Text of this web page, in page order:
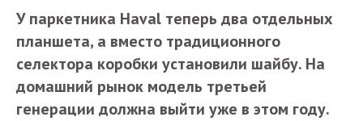
У паркетника Haval теперь два отдельных
планшета, а вместо традиционного
селектора коробки установили шайбу. На
домашний рынок модель третьей
генерации должна выйти уже в этом году.